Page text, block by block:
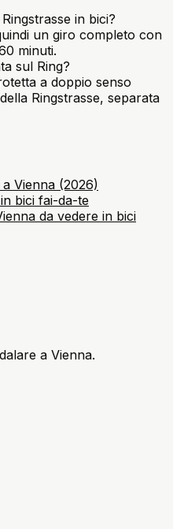
in bici?
un giro completo con
minuti.
sul Ring?
a doppio senso
Ringstrasse, separata
Vienna (2026)
bici fai-da-te
da vedere in bici
a Vienna.